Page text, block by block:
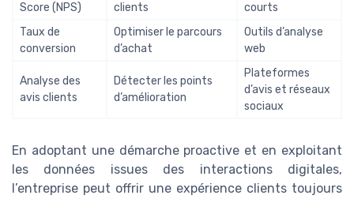
Score (NPS)
clients
courts
Taux de
conversion
Optimiser le parcours
d’achat
Outils d’analyse
web
Analyse des
avis clients
Détecter les points
d’amélioration
Plateformes
d’avis et réseaux
sociaux
En adoptant une démarche proactive et en exploitant
les données issues des interactions digitales,
l’entreprise peut offrir une expérience clients toujours